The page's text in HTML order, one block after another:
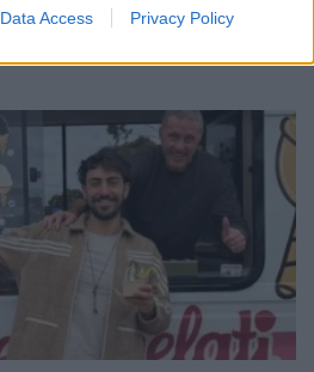
Data Access Privacy Policy